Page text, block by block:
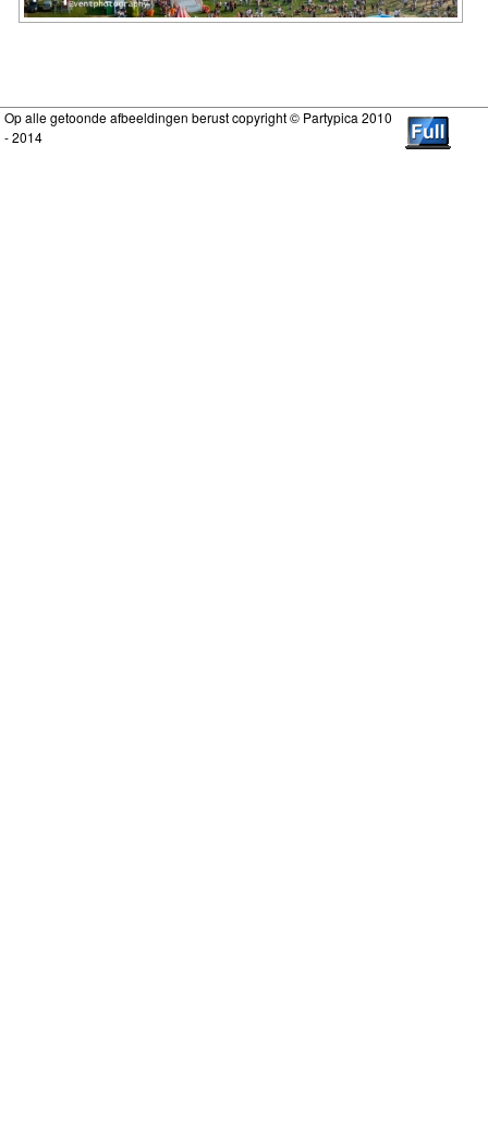
Op alle getoonde afbeeldingen berust copyright © Partypica 2010
- 2014